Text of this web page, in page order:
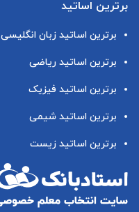
برترین اساتید
برترین اساتید زبان انگلیسی
برترین اساتید ریاضی
برترین اساتید فیزیک
برترین اساتید شیمی
برترین اساتید زیست